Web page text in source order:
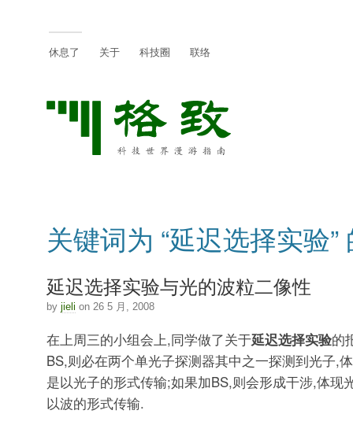
休息了 关于 科技圈 联络
关键词为 “延迟选择实验”
延迟选择实验与光的波粒二像性
by jieli on 26 5 月, 2008
在上周三的小组会上,同学做了关于延迟选择实验的
BS,则必在两个单光子探测器其中之一探测到光子,
是以光子的形式传输;如果加BS,则会形成干涉,体现
以波的形式传输.